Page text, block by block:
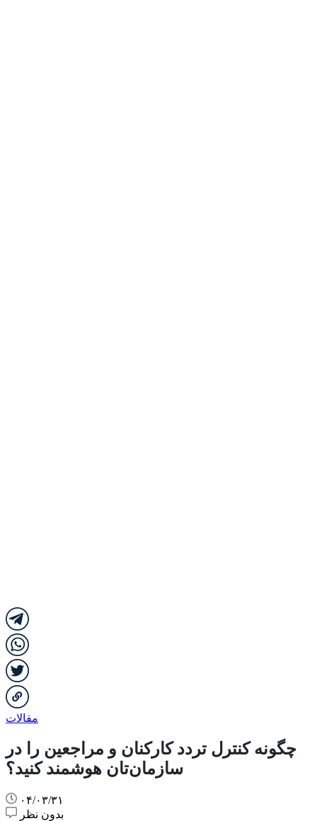
مقالات
چگونه کنترل تردد کارکنان و مراجعین را در
سازمان‌تان هوشمند کنید؟
۰۴/۰۳/۳۱
بدون نظر